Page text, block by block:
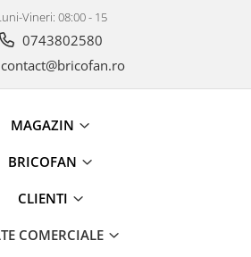
lucru
si
Vineri: 08:00 - 15
0743802580
contact@bricofan.ro
MAGAZIN
BRICOFAN
CLIENTI
COMERCIALE